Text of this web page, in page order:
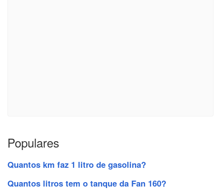
Populares
Quantos km faz 1 litro de gasolina?
Quantos litros tem o tanque da Fan 160?